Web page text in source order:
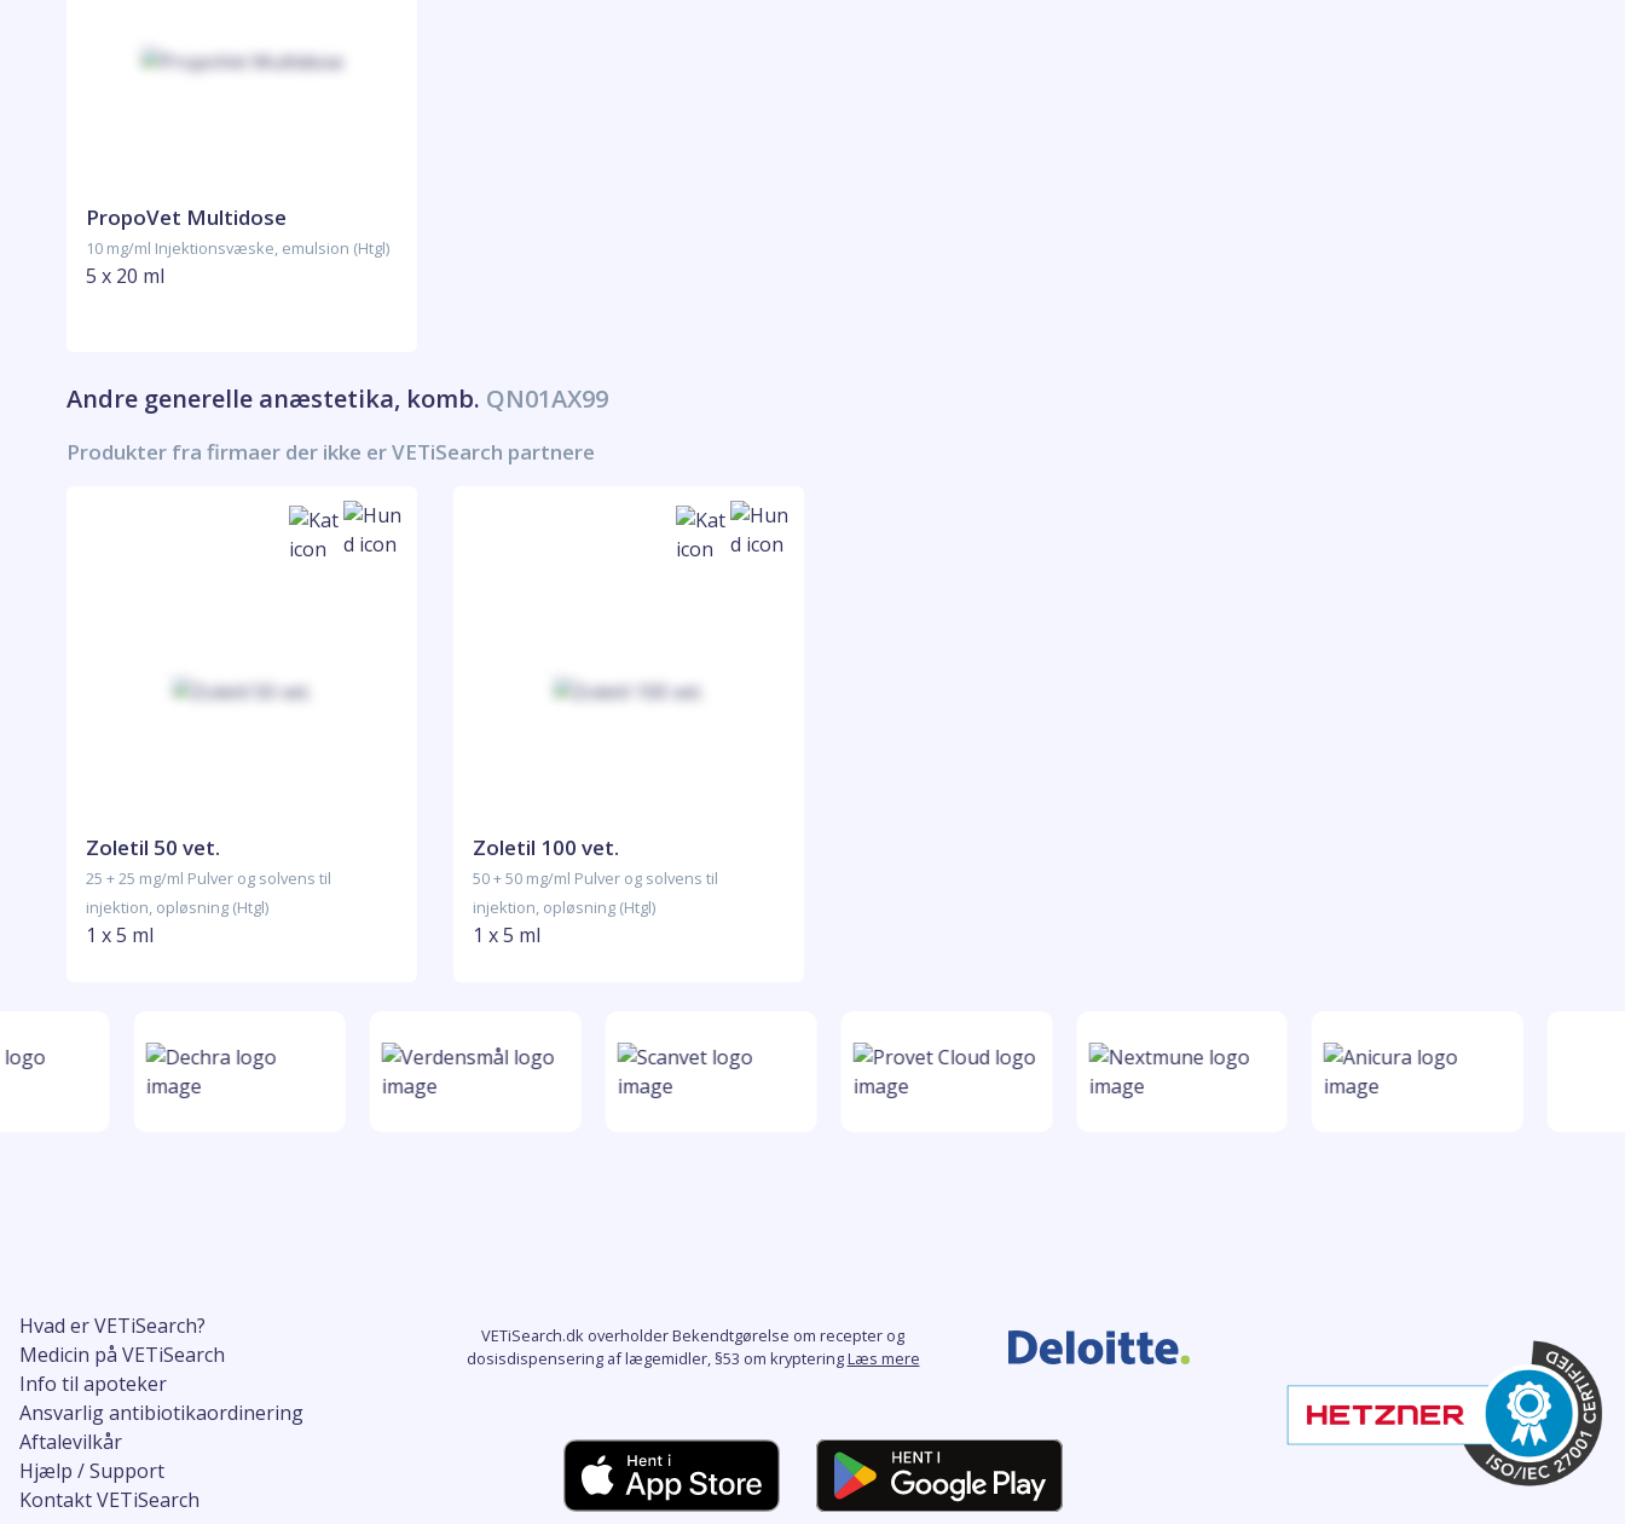
PropoVet Multidose
10 mg/ml Injektionsvæske, emulsion (Htgl)
5 x 20 ml
Andre generelle anæstetika, komb. QN01AX99
Produkter fra firmaer der ikke er VETiSearch partnere
Zoletil 50 vet.
25 + 25 mg/ml Pulver og solvens til
injektion, opløsning (Htgl)
1 x 5 ml
Zoletil 100 vet.
50 + 50 mg/ml Pulver og solvens til
injektion, opløsning (Htgl)
1 x 5 ml
Hvad er VETiSearch?
Medicin på VETiSearch
Info til apoteker
Ansvarlig antibiotikaordinering
Aftalevilkår
Hjælp / Support
Kontakt VETiSearch
VETiSearch.dk overholder Bekendtgørelse om recepter og
dosisdispensering af lægemidler, §53 om krypteringLæs mere